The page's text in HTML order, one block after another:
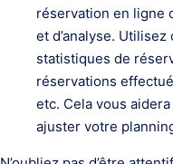
réservation en ligne
et d’analyse.
statistiques de
réservations
etc. Cela vous
ajuster votre